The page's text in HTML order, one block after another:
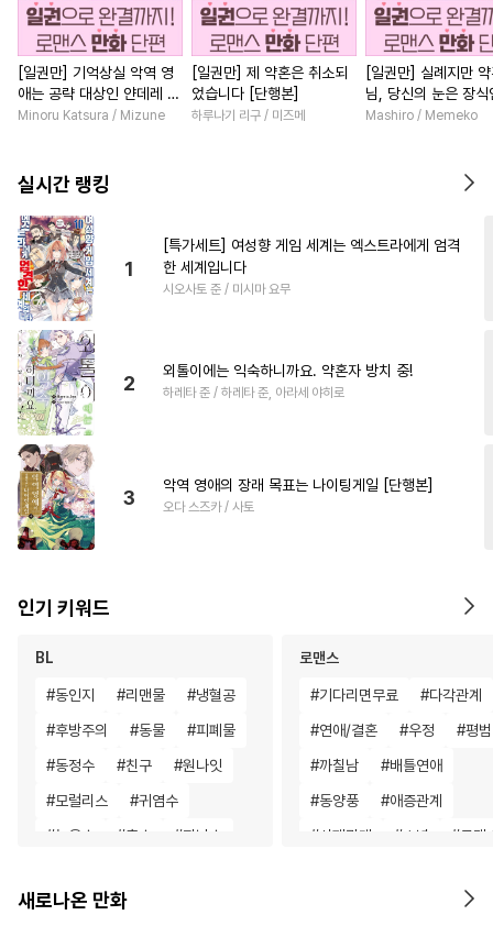
[일권만] 기억상실 악역 영
애는 공략 대상인 얀데레 의
붓 오라버니에게서 도망칠
Minoru Katsura / Mizune
[일권만] 제 약혼은 취소되
었습니다 [단행본]
하루나기 리구 / 미즈메
[일권만] 실례지만
님, 당신의 눈은 장식
요? [단행본]
Mashiro / Memeko
실시간 랭킹
1
[특가세트] 여성향 게임 세계는 엑스트라에게 엄격
한 세계입니다
시오사토 준 / 미시마 요무
2
외톨이에는 익숙하니까요. 약혼자 방치 중!
하레타 준 / 하레타 준, 아라세 야히로
3
악역 영애의 장래 목표는 나이팅게일 [단행본]
오다 스즈카 / 사토
인기 키워드
BL
#동인지 #리맨물 #냉혈공
#후방주의 #동물 #피폐물
#동정수 #친구 #원나잇
#모럴리스 #귀염수
#능욕수 #촉수 #자낮수
#애증관계
로맨스
#기다리면무료 #다각관계
#연애/결혼 #우정 #평
#까칠남 #배틀연애
#동양풍 #애증관계
# 사제관계 # 소년 #로맨
새로나온 만화